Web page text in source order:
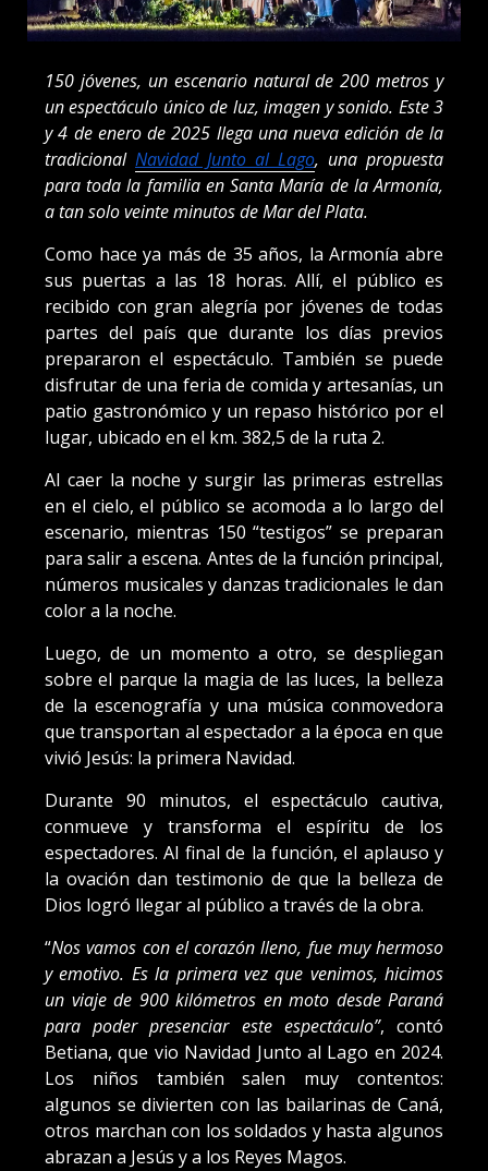
150 jóvenes, un escenario natural de 200 metros y
un espectáculo único de luz, imagen y sonido. Este 3
y 4 de enero de 2025 llega una nueva edición de la
tradicional Navidad Junto al Lago, una propuesta
para toda la familia en Santa María de la Armonía,
a tan solo veinte minutos de Mar del Plata.
Como hace ya más de 35 años, la Armonía abre
sus puertas a las 18 horas. Allí, el público es
recibido con gran alegría por jóvenes de todas
partes del país que durante los días previos
prepararon el espectáculo. También se puede
disfrutar de una feria de comida y artesanías, un
patio gastronómico y un repaso histórico por el
lugar, ubicado en el km. 382,5 de la ruta 2.
Al caer la noche y surgir las primeras estrellas
en el cielo, el público se acomoda a lo largo del
escenario, mientras 150 “testigos” se preparan
para salir a escena. Antes de la función principal,
números musicales y danzas tradicionales le dan
color a la noche.
Luego, de un momento a otro, se despliegan
sobre el parque la magia de las luces, la belleza
de la escenografía y una música conmovedora
que transportan al espectador a la época en que
vivió Jesús: la primera Navidad.
Durante 90 minutos, el espectáculo cautiva,
conmueve y transforma el espíritu de los
espectadores. Al final de la función, el aplauso y
la ovación dan testimonio de que la belleza de
Dios logró llegar al público a través de la obra.
“Nos vamos con el corazón lleno, fue muy hermoso
y emotivo. Es la primera vez que venimos, hicimos
un viaje de 900 kilómetros en moto desde Paraná
para poder presenciar este espectáculo”, contó
Betiana, que vio Navidad Junto al Lago en 2024.
Los niños también salen muy contentos:
algunos se divierten con las bailarinas de Caná,
otros marchan con los soldados y hasta algunos
abrazan a Jesús y a los Reyes Magos.